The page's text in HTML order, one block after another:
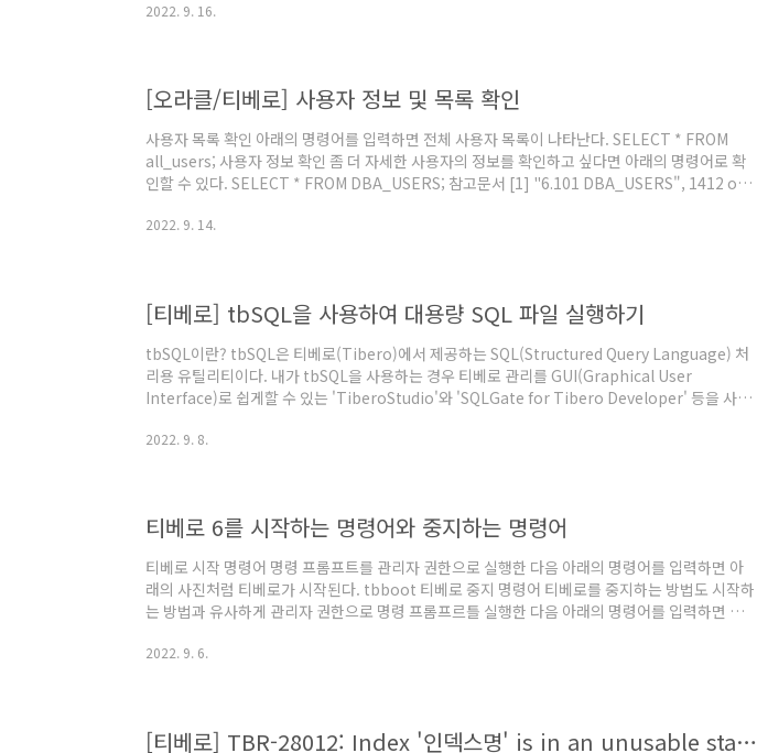
%TB_HOME%\client\bin\tbmigrator.zip 아래의 주소로 이동하여 'tbmigrator.zip'가 있
2022. 9. 16.
[오라클/티베로] 사용자 정보 및 목록 확인
사용자 목록 확인 아래의 명령어를 입력하면 전체 사용자 목록이 나타난다. SELECT * FROM
all_users; 사용자 정보 확인 좀 더 자세한 사용자의 정보를 확인하고 싶다면 아래의 명령어로 확
인할 수 있다. SELECT * FROM DBA_USERS; 참고문서 [1] "6.101 DBA_USERS", 1412 of
문보기
2022. 9. 14.
[티베로] tbSQL을 사용하여 대용량 SQL 파일 실행하기
tbSQL이란? tbSQL은 티베로(Tibero)에서 제공하는 SQL(Structured Query Language) 처
리용 유틸리티이다. 내가 tbSQL을 사용하는 경우 티베로 관리를 GUI(Graphical User
Interface)로 쉽게할 수 있는 'TiberoStudio'와 'SQLGate for Tibero Developer' 등을 사용
했다. 그래서 tbSQL을 사용했는데 비교도 안 될 만큼 빨리 처리되었고 지금은 이런 경우에 나는
2022. 9. 8.
티베로 6를 시작하는 명령어와 중지하는 명령어
티베로 시작 명령어 명령 프롬프트를 관리자 권한으로 실행한 다음 아래의 명령어를 입력하면 아
래의 사진처럼 티베로가 시작된다. tbboot 티베로 중지 명령어 티베로를 중지하는 방법도 시작하
는 방법과 유사하게 관리자 권한으로 명령 프롬프르틀 실행한 다음 아래의 명령어를 입력하면 아
된다. tbdown
2022. 9. 6.
[티베로] TBR-28012: Index '인덱스명' is in an unusable state.